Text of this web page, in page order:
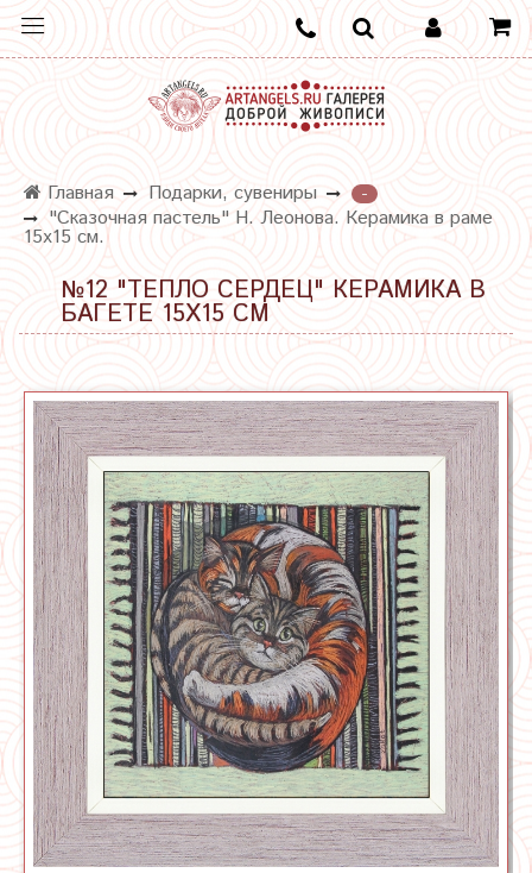
Главная Подарки, сувениры
-
"Сказочная пастель" Н. Леонова. Керамика в раме
15х15 см.
№12 "ТЕПЛО СЕРДЕЦ" КЕРАМИКА В
БАГЕТЕ 15Х15 СМ